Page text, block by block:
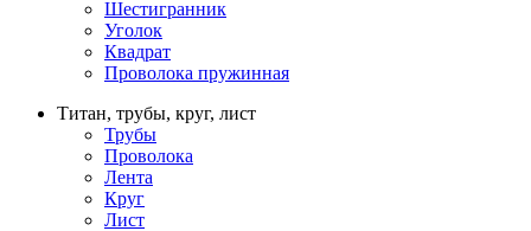
Шестигранник
Уголок
Квадрат
Проволока пружинная
Титан, трубы, круг, лист
Трубы
Проволока
Лента
Круг
Лист